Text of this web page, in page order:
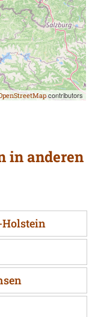
contributors
in anderen